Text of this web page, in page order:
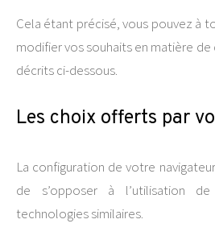
Cela étant précisé, vous pouvez à
modifier vos souhaits en matière
décrits ci-dessous.
Les choix offerts par
La configuration de votre
de s’opposer à l’utilisation
technologies similaires.